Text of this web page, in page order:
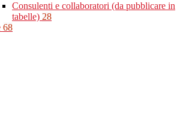
Consulenti e collaboratori (da pubblicare in
tabelle) 28
68